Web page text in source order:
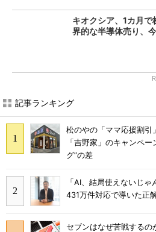
キオクシア、1カ月
界的な半導体売り、
記事ランキング
松のやの「ママ応援割
「吉野家」のキャンペ
グ”の差
「AI、結局使えないじ
431万件対応で導いた正
セブンはなぜ苦戦する